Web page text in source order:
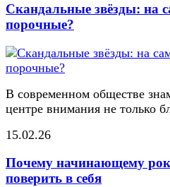
Скандальные звёзды: на
порочные?
В современном обществе
центре внимания не только
15.02.26
Почему начинающему
поверить в себя